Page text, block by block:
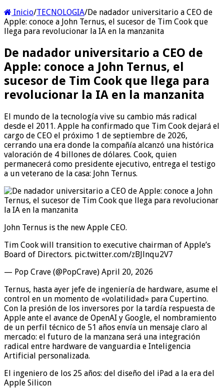
Inicio/TECNOLOGIA/De nadador universitario a CEO de
Apple: conoce a John Ternus, el sucesor de Tim Cook que
llega para revolucionar la IA en la manzanita
De nadador universitario a CEO de
Apple: conoce a John Ternus, el
sucesor de Tim Cook que llega para
revolucionar la IA en la manzanita
El mundo de la tecnología vive su cambio más radical
desde el 2011. Apple ha confirmado que Tim Cook dejará el
cargo de CEO el próximo 1 de septiembre de 2026,
cerrando una era donde la compañía alcanzó una histórica
valoración de 4 billones de dólares. Cook, quien
permanecerá como presidente ejecutivo, entrega el testigo
a un veterano de la casa: John Ternus.
John Ternus is the new Apple CEO.
Tim Cook will transition to executive chairman of Apple’s
Board of Directors. pic.twitter.com/zBJlnqu2V7
— Pop Crave (@PopCrave) April 20, 2026
Ternus, hasta ayer jefe de ingeniería de hardware, asume el
control en un momento de «volatilidad» para Cupertino.
Con la presión de los inversores por la tardía respuesta de
Apple ante el avance de OpenAI y Google, el nombramiento
de un perfil técnico de 51 años envía un mensaje claro al
mercado: el futuro de la manzana será una integración
radical entre hardware de vanguardia e Inteligencia
Artificial personalizada.
El ingeniero de los 25 años: del diseño del iPad a la era del
Apple Silicon